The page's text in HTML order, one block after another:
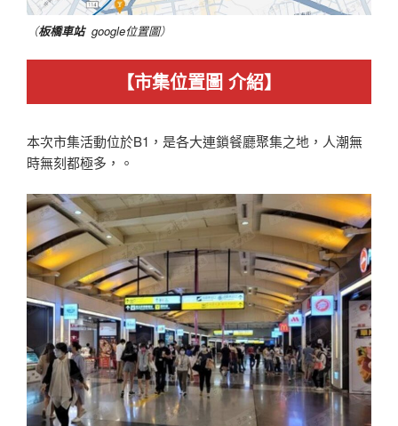
（板橋車站 google位置圖）
【市集位置圖 介紹】
本次市集活動位於B1，是各大連鎖餐廳聚集之地，人潮無
時無刻都極多，。